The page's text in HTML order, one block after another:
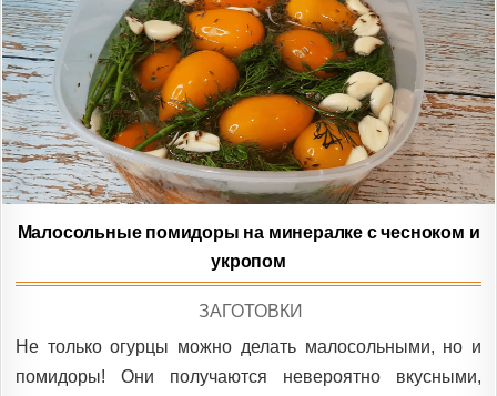
Малосольные помидоры на минералке с чесноком и
укропом
POSTED
ЗАГОТОВКИ
Не только огурцы можно делать малосольными, но и
помидоры! Они получаются невероятно вкусными,